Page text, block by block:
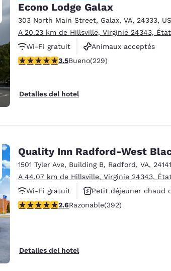
Econo Lodge Galax
303 North Main Street, Galax, VA, 24333, US
A 20.23 km de Hillsville, Virginie 24343,
Wi-Fi gratuit
Animaux acceptés
Calificación de 3.51 estrellas. Bueno. 229
3.5Bueno(229)
Detalles del hotel
Quality Inn Radford-West
1501 Tyler Ave, Building B, Radford, VA, 24141
A 44.07 km de Hillsville, Virginie 24343,
Wi-Fi gratuit
Petit déjeuner chaud
Animaux acceptés
Calificación de 2.63 estrellas. Razonable.
2.6Razonable(392)
Detalles del hotel